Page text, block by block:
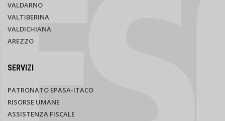
VALDARNO
VALTIBERINA
VALDICHIANA
AREZZO
SERVIZI
PATRONATO EPASA-ITACO
RISORSE UMANE
ASSISTENZA FISCALE